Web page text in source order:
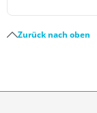
Zurück nach oben